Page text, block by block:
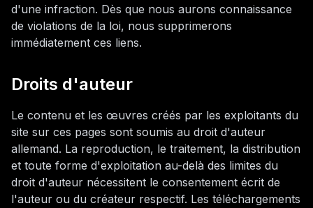
d'une infraction. Dès que nous aurons connaissance
de violations de la loi, nous supprimerons
immédiatement ces liens.
Droits d'auteur
Le contenu et les œuvres créés par les exploitants du
site sur ces pages sont soumis au droit d'auteur
allemand. La reproduction, le traitement, la distribution
et toute forme d'exploitation au-delà des limites du
droit d'auteur nécessitent le consentement écrit de
l'auteur ou du créateur respectif. Les téléchargements